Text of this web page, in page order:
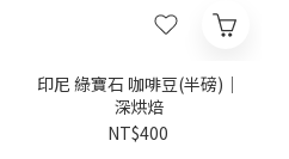
印尼 綠寶石 咖啡豆(半磅)｜
深烘焙
NT$400